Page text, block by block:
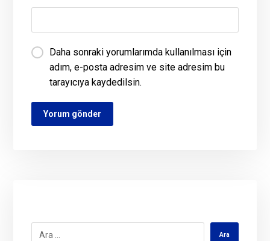
Daha sonraki yorumlarımda kullanılması için
adım, e-posta adresim ve site adresim bu
tarayıcıya kaydedilsin.